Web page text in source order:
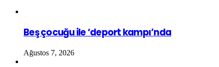
Beş çocuğu ile ‘deport kampı’nda
Ağustos 7, 2026